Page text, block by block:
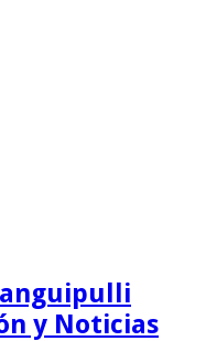
y Noticias